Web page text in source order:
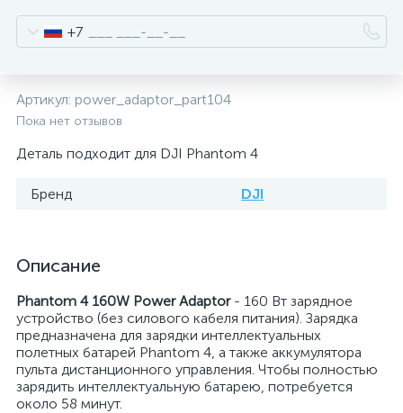
+7
Артикул: power_adaptor_part104
Пока нет отзывов
Деталь подходит для DJI Phantom 4
Бренд DJI
Описание
Phantom 4 160W Power Adaptor- 160 Вт зарядное
устройство (без силового кабеля питания). Зарядка
предназначена для зарядки интеллектуальных
полетных батарей Phantom 4, а также аккумулятора
пульта дистанционного управления. Чтобы полностью
зарядить интеллектуальную батарею, потребуется
около 58 минут.